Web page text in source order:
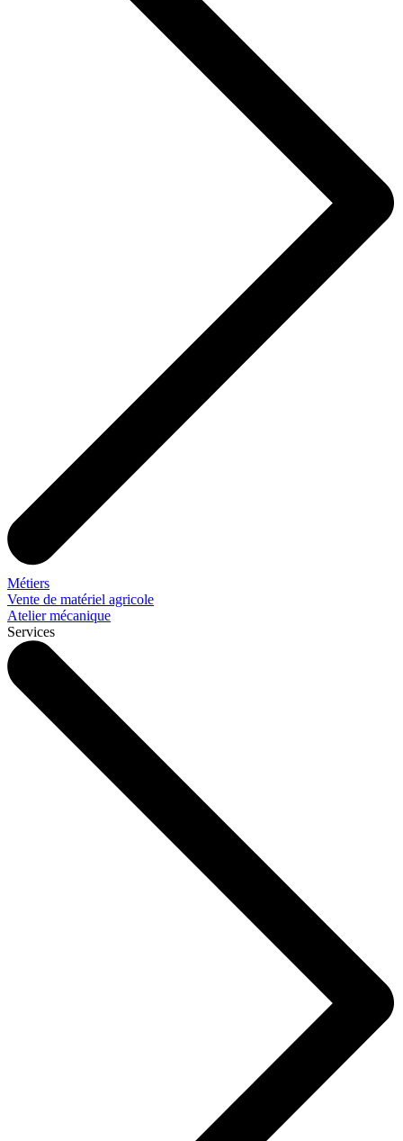
Métiers
Vente de matériel agricole
Atelier mécanique
Services